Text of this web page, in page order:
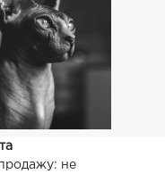
продажу: не